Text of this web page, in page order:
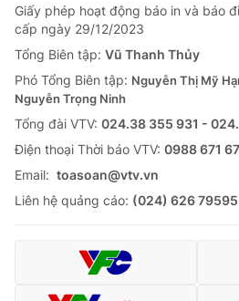
Giấy phép hoạt động báo in và báo
cấp ngày 29/12/2023
Tổng Biên tập: Vũ Thanh Thủy
Phó Tổng Biên tập: Nguyễn Thị Mỹ
Nguyễn Trọng Ninh
Tổng đài VTV: 024.38 355 931 -
Ðiện thoại Thời báo VTV: 0988 671
Email: toasoan@vtv.vn
Liên hệ quảng cáo: (024) 626 79595